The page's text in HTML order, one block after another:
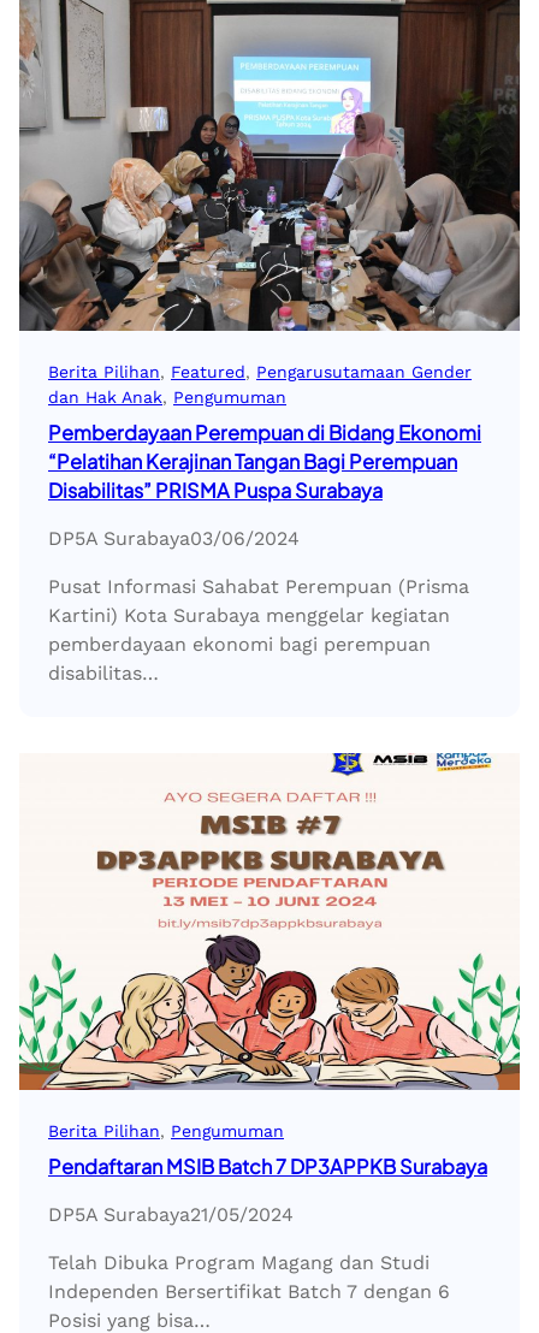
Berita Pilihan, Featured, Pengarusutamaan Gender
dan Hak Anak, Pengumuman
Pemberdayaan Perempuan di Bidang Ekonomi
“Pelatihan Kerajinan Tangan Bagi Perempuan
Disabilitas” PRISMA Puspa Surabaya
DP5A Surabaya03/06/2024
Pusat Informasi Sahabat Perempuan (Prisma
Kartini) Kota Surabaya menggelar kegiatan
pemberdayaan ekonomi bagi perempuan
disabilitas…
Berita Pilihan, Pengumuman
Pendaftaran MSIB Batch 7 DP3APPKB Surabaya
DP5A Surabaya21/05/2024
Telah Dibuka Program Magang dan Studi
Independen Bersertifikat Batch 7 dengan 6
Posisi yang bisa…